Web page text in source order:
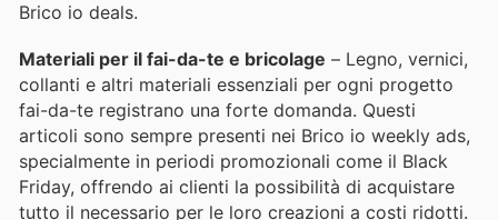
Brico io deals.
Materiali per il fai-da-te e bricolage – Legno, vernici,
collanti e altri materiali essenziali per ogni progetto
fai-da-te registrano una forte domanda. Questi
articoli sono sempre presenti nei Brico io weekly ads,
specialmente in periodi promozionali come il Black
Friday, offrendo ai clienti la possibilità di acquistare
tutto il necessario per le loro creazioni a costi ridotti.